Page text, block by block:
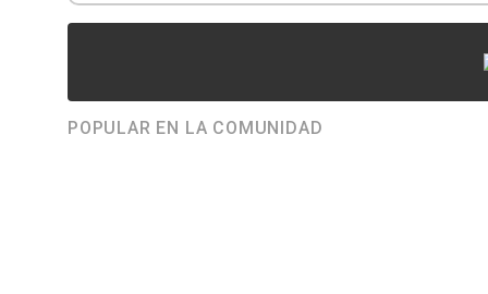
POPULAR EN LA COMUNIDAD